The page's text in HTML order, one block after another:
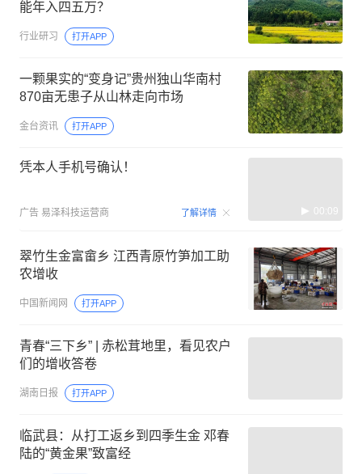
能年入四五万？
行业研习 打开APP
一颗果实的“变身记”贵州独山华南村
870亩无患子从山林走向市场
金台资讯 打开APP
凭本人手机号确认！
广告 易泽科技运营商 了解详情 00:09
翠竹生金富畲乡 江西青原竹笋加工助
农增收
中国新闻网 打开APP
青春“三下乡” | 赤松茸地里，看见农户
们的增收答卷
湖南日报 打开APP
临武县：从打工返乡到四季生金 邓春
陆的“黄金果”致富经